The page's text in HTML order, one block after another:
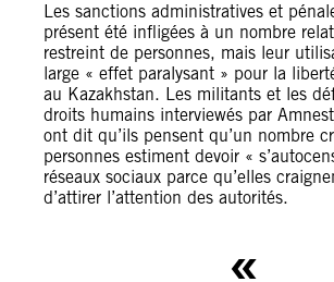
Les sanctions administratives et
présent été infligées à un nombre
restreint de personnes, mais leur
large « effet paralysant » pour la
au Kazakhstan. Les militants et les
droits humains interviewés par
ont dit qu’ils pensent qu’un nombre
personnes estiment devoir «
réseaux sociaux parce qu’elles
d’attirer l’attention des autorités.